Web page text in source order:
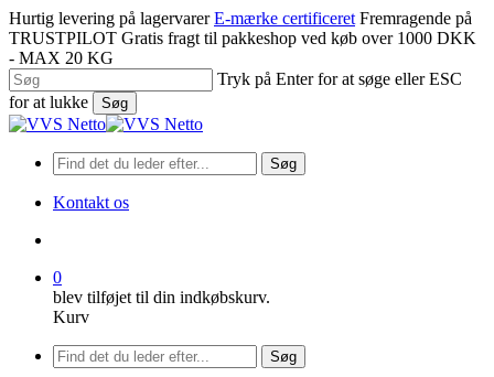
Spring
til
hovedindhold
Hurtig levering på lagervarer E-mærke certificeret Fremragende på
TRUSTPILOT Gratis fragt til pakkeshop ved køb over 1000 DKK
- MAX 20 KG
Tryk på Enter for at søge eller ESC
for at lukke
Søg
Luk
Søg
Kontakt os
0
blev tilføjet til din indkøbskurv.
Kurv
Menu
Søg